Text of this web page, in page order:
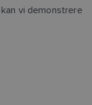
vi demonstrere